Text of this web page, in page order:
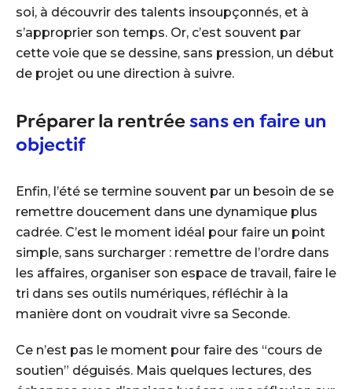
soi, à découvrir des talents insoupçonnés, et à
s’approprier son temps. Or, c’est souvent par
cette voie que se dessine, sans pression, un début
de projet ou une direction à suivre.
Préparer la rentréesans en faire un
objectif
Enfin, l’été se termine souvent par un besoin de se
remettre doucement dans une dynamique plus
cadrée. C’est le moment idéal pour faire un point
simple, sans surcharger : remettre de l’ordre dans
les affaires, organiser son espace de travail, faire le
tri dans ses outils numériques, réfléchir à la
manière dont on voudrait vivre sa Seconde.
Ce n’est pas le moment pour faire des “cours de
soutien” déguisés. Mais quelques lectures, des